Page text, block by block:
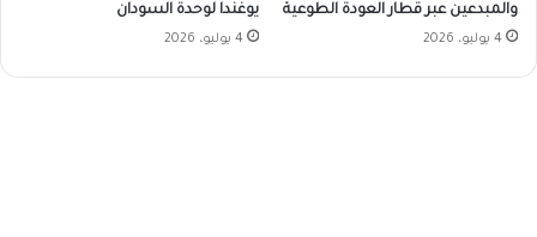
والمبدعين عبر قطار العودة الطوعية
4 يوليو، 2026
يوغندا لوحدة السودان
4 يوليو، 2026